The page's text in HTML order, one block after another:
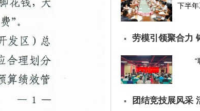
下半
▪ 劳模引领聚合力
“
▪ 团结竞技展风